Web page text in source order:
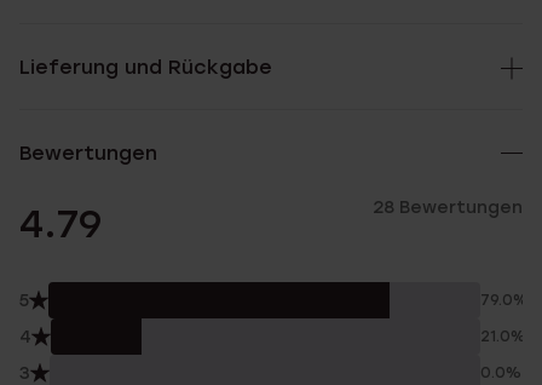
Lieferung und Rückgabe
Bewertungen
4.79 28 Bewertungen
5 79.0%
4 21.0%
3 0.0%